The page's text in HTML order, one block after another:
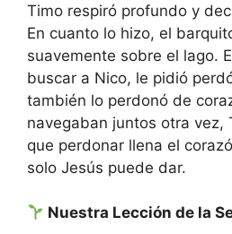
Timo respiró profundo y
En cuanto lo hizo, el
suavemente sobre el lago.
buscar a Nico, le pidió
también lo perdonó de
navegaban juntos otra vez,
que perdonar llena el
solo Jesús puede dar.
Nuestra Lección de la